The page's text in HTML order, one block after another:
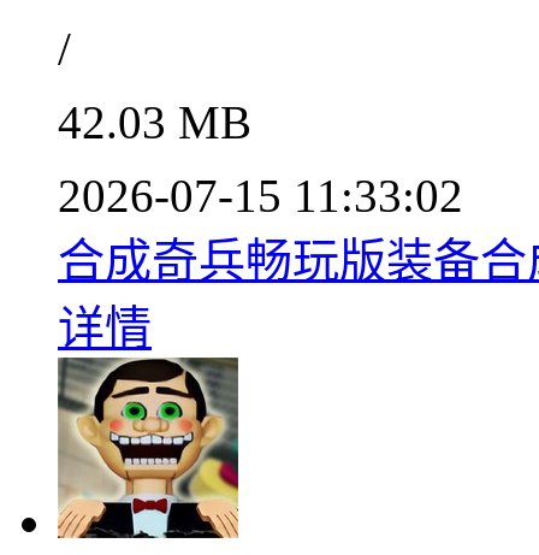
/
42.03 MB
2026-07-15 11:33:02
合成奇兵畅玩版装备
详情